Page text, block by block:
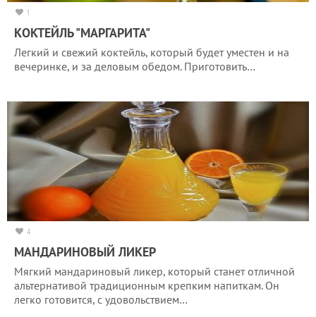
1
КОКТЕЙЛЬ "МАРГАРИТА"
Легкий и свежий коктейль, который будет уместен и на
вечеринке, и за деловым обедом. Приготовить…
4
МАНДАРИНОВЫЙ ЛИКЕР
Мягкий мандариновый ликер, который станет отличной
альтернативой традиционным крепким напиткам. Он
легко готовится, с удовольствием…